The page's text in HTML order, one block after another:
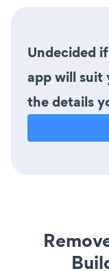
Undecided
app will suit
the details